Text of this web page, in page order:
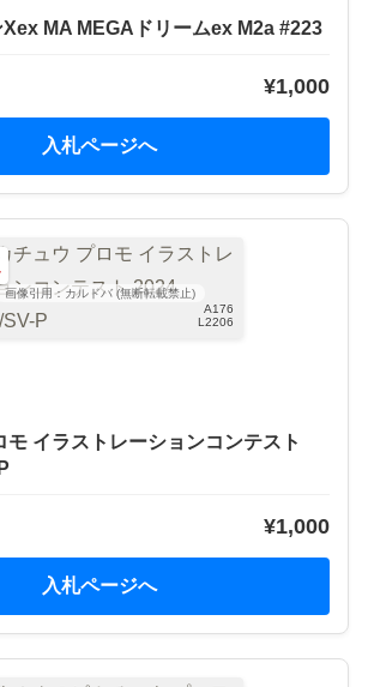
Xex MA MEGAドリームex M2a #223
¥1,000
入札ページへ
A176
L2206
画像引用：カルドバ (無断転載禁止)
モ イラストレーションコンテスト
¥1,000
入札ページへ